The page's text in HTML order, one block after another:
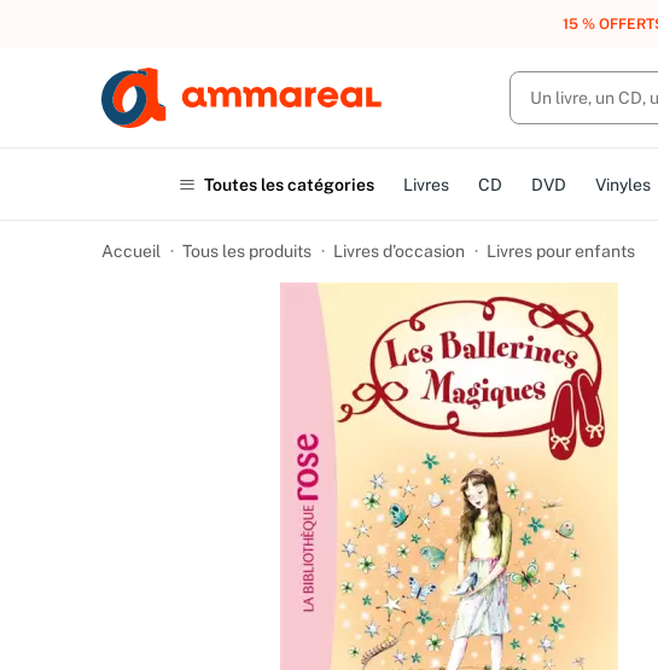
UN ACHAT, DES POINTS,
Toutes les catégories Livres CD DVD Vinyles
Accueil Tous les produits Livres d’occasion Livres pour enfants